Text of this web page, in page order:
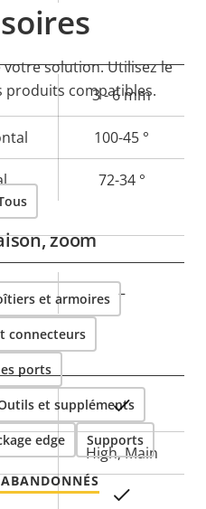
de
3 - 6 mm
100-45 °
72-34 °
zoom
de
–
de
Oui
High, Main
solution. Utilisez le
compatibles.
et armoires
connecteurs
ports
et suppléments
edge Supports